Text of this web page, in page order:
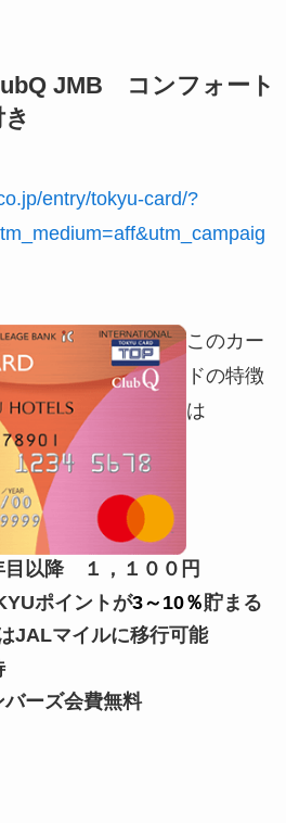
JMB コンフォート
entry/tokyu-card/?
このカー
ドの特徴
は
目以降 １，１００円
ポイントが3～10％貯まる
JALマイルに移行可能
ーズ会費無料